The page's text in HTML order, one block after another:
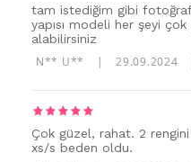
tam istediğim gibi
yapısı modeli her şeyi
alabilirsiniz
N** U** 29.09.2024
Çok güzel, rahat. 2
xs/s beden oldu.